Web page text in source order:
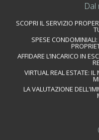
SCOPRI IL SERVIZIO
SPESE
AFFIDARE L’INCARICO IN
VIRTUAL REAL ESTATE:
LA VALUTAZIONE